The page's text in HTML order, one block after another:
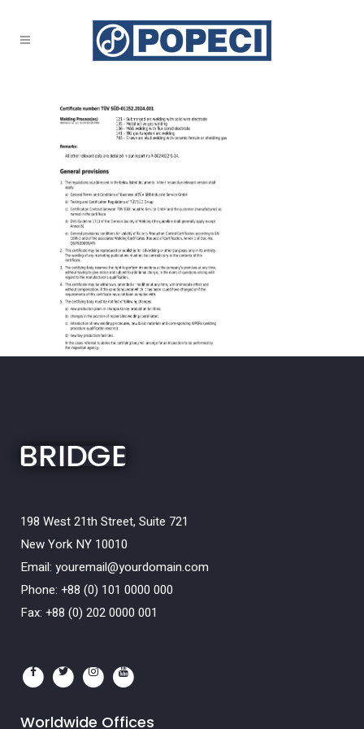
198 West 21th Street, Suite 721
New York NY 10010
Email: youremail@yourdomain.com
Phone: +88 (0) 101 0000 000
Fax: +88 (0) 202 0000 001
Worldwide Offices